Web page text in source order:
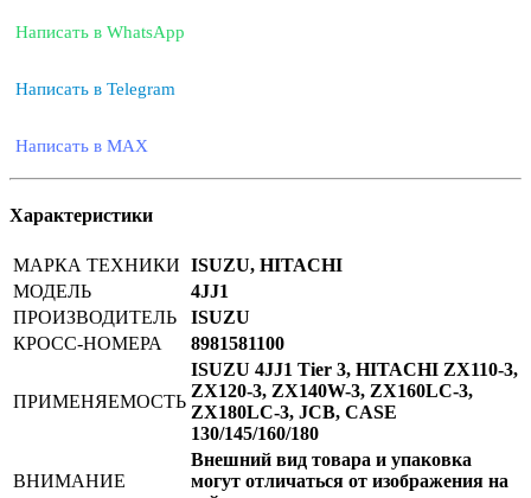
Написать в WhatsApp
Написать в Telegram
Написать в MAX
Характеристики
МАРКА ТЕХНИКИ ISUZU, HITACHI
МОДЕЛЬ
4JJ1
ПРОИЗВОДИТЕЛЬ
ISUZU
КРОСС-НОМЕРА
8981581100
ПРИМЕНЯЕМОСТЬ
ISUZU 4JJ1 Tier 3, HITACHI ZX110-3,
ZX120-3, ZX140W-3, ZX160LC-3,
ZX180LC-3, JCB, CASE
130/145/160/180
ВНИМАНИЕ
Внешний вид товара и упаковка
могут отличаться от изображения на